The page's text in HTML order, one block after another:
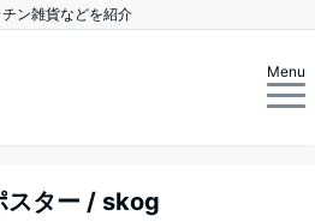
ン雑貨などを紹介
Menu
ター / skog